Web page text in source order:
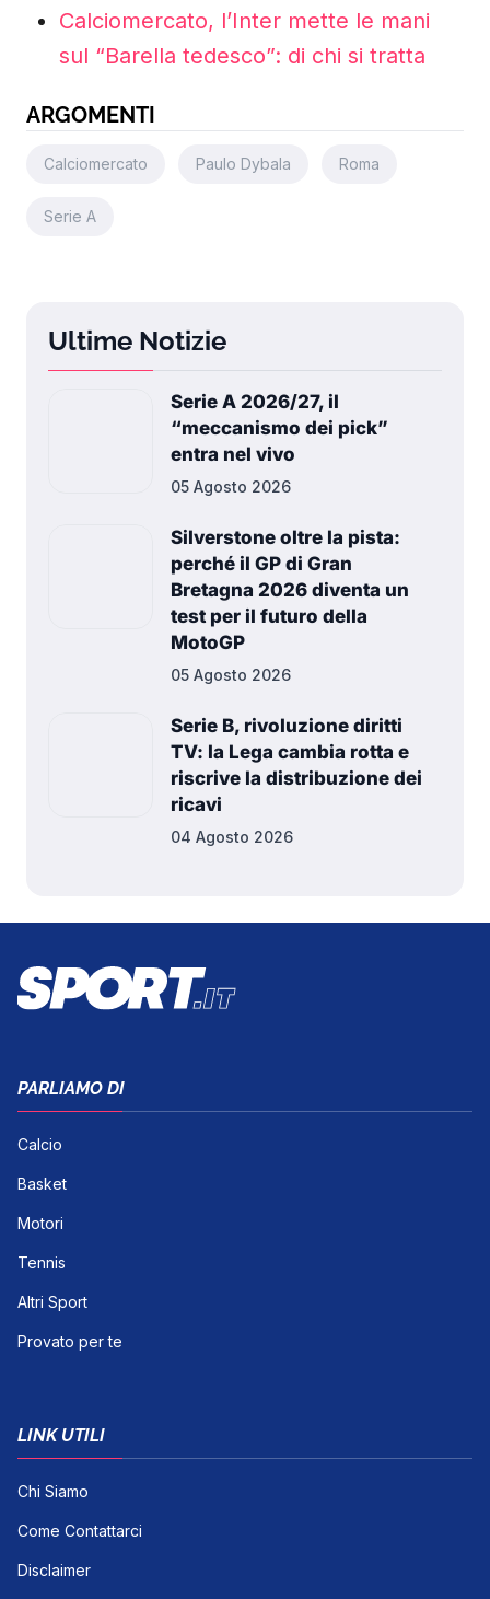
Calciomercato, l’Inter mette le mani
sul “Barella tedesco”: di chi si tratta
ARGOMENTI
Calciomercato Paulo Dybala Roma
Serie A
Ultime Notizie
Serie A 2026/27, il
“meccanismo dei pick”
entra nel vivo
05 Agosto 2026
Silverstone oltre la pista:
perché il GP di Gran
Bretagna 2026 diventa un
test per il futuro della
MotoGP
05 Agosto 2026
Serie B, rivoluzione diritti
TV: la Lega cambia rotta e
riscrive la distribuzione dei
ricavi
04 Agosto 2026
PARLIAMO DI
Calcio
Basket
Motori
Tennis
Altri Sport
Provato per te
LINK UTILI
Chi Siamo
Come Contattarci
Disclaimer